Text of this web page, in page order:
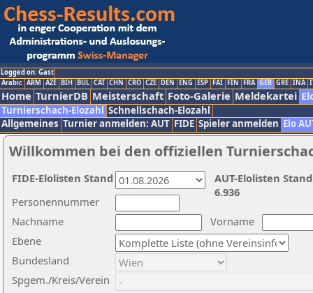
Logged on: Gast
Arabic ARM AZE BIH BUL CAT CHN CRO CZE DEN ENG ESP FAI FIN FRA GER GRE INA
Home TurnierDB Meisterschaft Foto-Galerie Meldekartei
Turnierschach-Elozahl Schnellschach-Elozahl
Allgemeines Turnier anmelden: AUT FIDE Spieler anmelden Elo
Willkommen bei den offiziellen
Nachname
Vorname
Ebene
Personennummer
Bundesland
Spgem./Kreis/Verein
AUT-Elolisten
6.936
FIDE-Elolisten Stand